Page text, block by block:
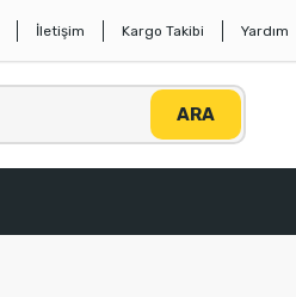
İletişim Kargo Takibi Yardım
ARA